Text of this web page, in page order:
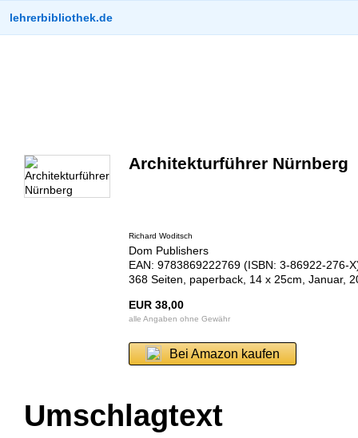
lehrerbibliothek.de
Architekturführer Nürnberg
Richard Woditsch
Dom Publishers
EAN: 9783869222769 (ISBN: 3-86922-276-
368 Seiten, paperback, 14 x 25cm, Januar,
EUR 38,00
alle Angaben ohne Gewähr
Bei Amazon kaufen
Umschlagtext